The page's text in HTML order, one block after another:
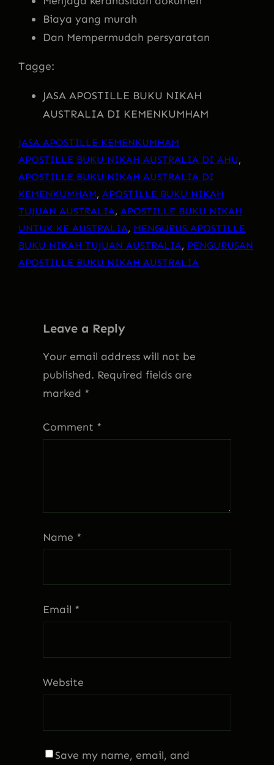
Biaya yang murah
Dan Mempermudah persyaratan
Tagge:
JASA APOSTILLE BUKU NIKAH
AUSTRALIA DI KEMENKUMHAM
JASA APOSTILLE KEMENKUMHAM
APOSTILLE BUKU NIKAH AUSTRALIA DI AHU
APOSTILLE BUKU NIKAH AUSTRALIA DI
KEMENKUMHAM, APOSTILLE BUKU NIKAH
TUJUAN AUSTRALIA, APOSTILLE BUKU NIKAH
UNTUK KE AUSTRALIA, MENGURUS APOSTILLE
BUKU NIKAH TUJUAN AUSTRALIA, PENGURUSAN
APOSTILLE BUKU NIKAH AUSTRALIA
Leave a Reply
Your email address will not be
published. Required fields are
marked *
Comment *
Name *
Email *
Website
Save my name, email, and